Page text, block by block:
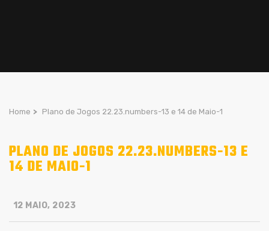
Home > Plano de Jogos 22.23.numbers-13 e 14 de Maio-1
PLANO DE JOGOS 22.23.NUMBERS-13 E
14 DE MAIO-1
12 MAIO, 2023